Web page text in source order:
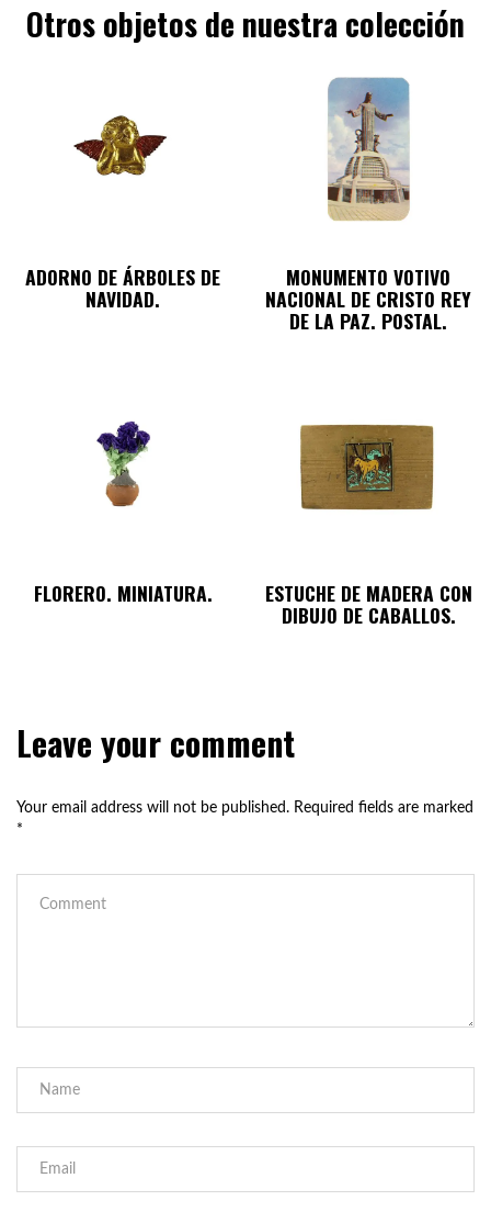
Otros objetos de nuestra colección
ADORNO DE ÁRBOLES DE
NAVIDAD.
MONUMENTO VOTIVO
NACIONAL DE CRISTO REY
DE LA PAZ. POSTAL.
FLORERO. MINIATURA. ESTUCHE DE MADERA CON
DIBUJO DE CABALLOS.
Leave your comment
Your email address will not be published. Required fields are marked
*